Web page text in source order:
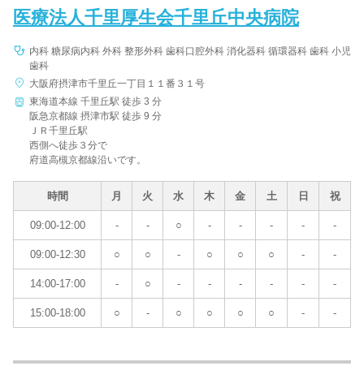
医療法人千里厚生会千里丘中央病院
内科 糖尿病内科 外科 整形外科 歯科口腔外科 消化器科 循環器科 歯科 小児
歯科
大阪府摂津市千里丘一丁目１１番３１号
東海道本線 千里丘駅 徒歩 3 分
阪急京都線 摂津市駅 徒歩 9 分
ＪＲ千里丘駅
西側へ徒歩３分で
府道高槻京都線沿いです。
時間 月 火 水 木 金 土 日 祝
09:00-12:00 - - ○ - - - - -
09:00-12:30 ○ ○ - ○ ○ ○ - -
14:00-17:00 - ○ - - - - - -
15:00-18:00 ○ - ○ ○ ○ ○ - -